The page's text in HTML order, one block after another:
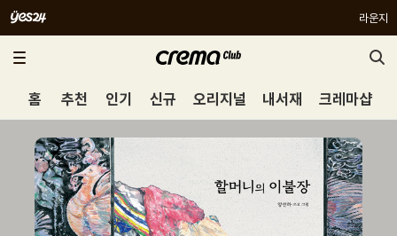
라운지
홈 추천 인기 신규 오리지널 내서재 크레마샵